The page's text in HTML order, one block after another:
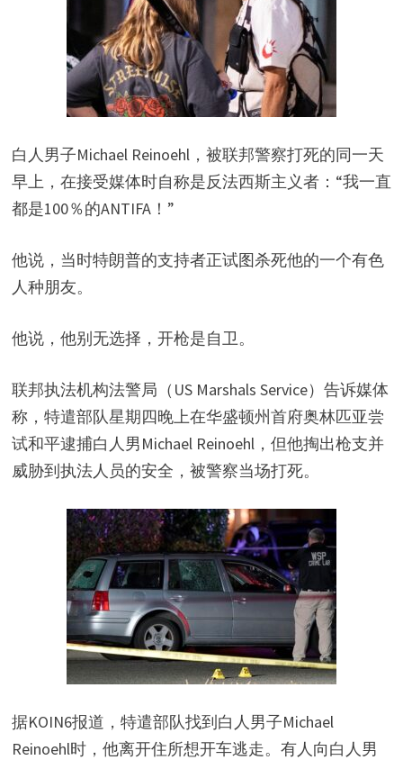
白人男子Michael Reinoehl，被联邦警察打死的同一天
早上，在接受媒体时自称是反法西斯主义者：“我一直
都是100％的ANTIFA！”
他说，当时特朗普的支持者正试图杀死他的一个有色
人种朋友。
他说，他别无选择，开枪是自卫。
联邦执法机构法警局（US Marshals Service）告诉媒体
称，特遣部队星期四晚上在华盛顿州首府奥林匹亚尝
试和平逮捕白人男Michael Reinoehl，但他掏出枪支并
威胁到执法人员的安全，被警察当场打死。
据KOIN6报道，特遣部队找到白人男子Michael
Reinoehl时，他离开住所想开车逃走。有人向白人男